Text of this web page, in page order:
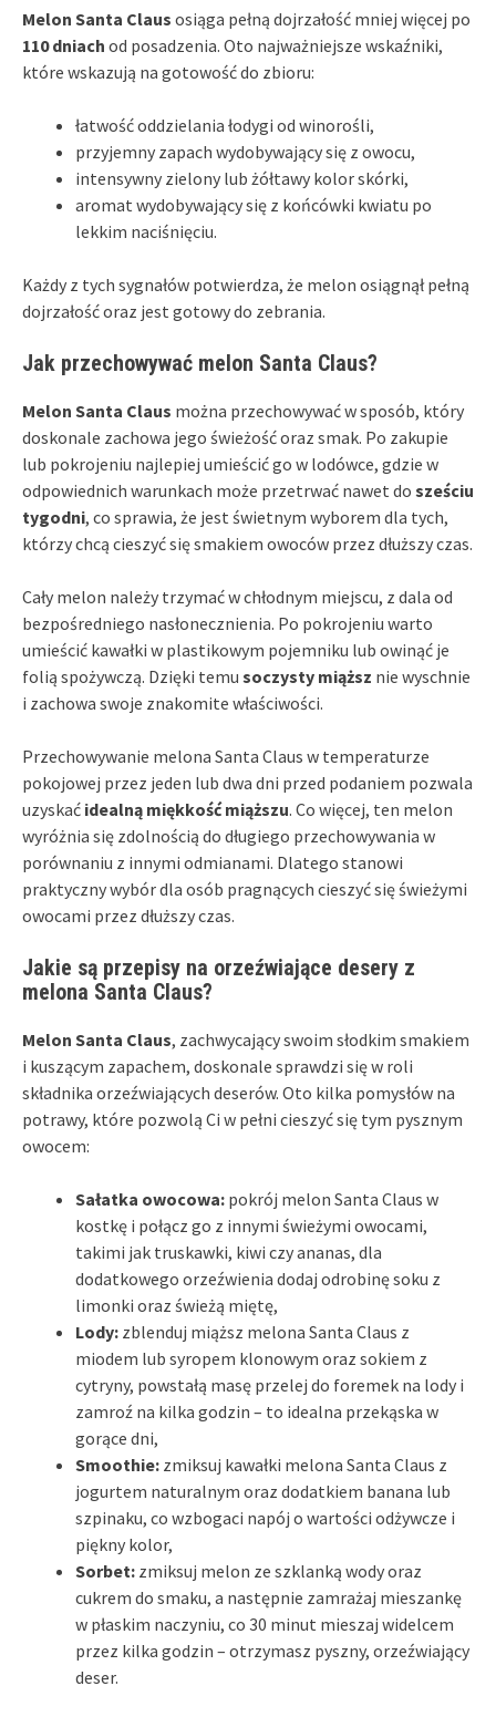
Melon Santa Claus osiąga pełną dojrzałość mniej więcej po
110 dniach od posadzenia. Oto najważniejsze wskaźniki,
które wskazują na gotowość do zbioru:
łatwość oddzielania łodygi od winorośli,
przyjemny zapach wydobywający się z owocu,
intensywny zielony lub żółtawy kolor skórki,
aromat wydobywający się z końcówki kwiatu po
lekkim naciśnięciu.
Każdy z tych sygnałów potwierdza, że melon osiągnął pełną
dojrzałość oraz jest gotowy do zebrania.
Jak przechowywać melon Santa Claus?
Melon Santa Claus można przechowywać w sposób, który
doskonale zachowa jego świeżość oraz smak. Po zakupie
lub pokrojeniu najlepiej umieścić go w lodówce, gdzie w
odpowiednich warunkach może przetrwać nawet do sześciu
tygodni, co sprawia, że jest świetnym wyborem dla tych,
którzy chcą cieszyć się smakiem owoców przez dłuższy czas.
Cały melon należy trzymać w chłodnym miejscu, z dala od
bezpośredniego nasłonecznienia. Po pokrojeniu warto
umieścić kawałki w plastikowym pojemniku lub owinąć je
folią spożywczą. Dzięki temu soczysty miąższ nie wyschnie
i zachowa swoje znakomite właściwości.
Przechowywanie melona Santa Claus w temperaturze
pokojowej przez jeden lub dwa dni przed podaniem pozwala
uzyskać idealną miękkość miąższu. Co więcej, ten melon
wyróżnia się zdolnością do długiego przechowywania w
porównaniu z innymi odmianami. Dlatego stanowi
praktyczny wybór dla osób pragnących cieszyć się świeżymi
owocami przez dłuższy czas.
Jakie są przepisy na orzeźwiające desery z
melona Santa Claus?
Melon Santa Claus, zachwycający swoim słodkim smakiem
i kuszącym zapachem, doskonale sprawdzi się w roli
składnika orzeźwiających deserów. Oto kilka pomysłów na
potrawy, które pozwolą Ci w pełni cieszyć się tym pysznym
owocem:
Sałatka owocowa: pokrój melon Santa Claus w
kostkę i połącz go z innymi świeżymi owocami,
takimi jak truskawki, kiwi czy ananas, dla
dodatkowego orzeźwienia dodaj odrobinę soku z
limonki oraz świeżą miętę,
Lody: zblenduj miąższ melona Santa Claus z
miodem lub syropem klonowym oraz sokiem z
cytryny, powstałą masę przelej do foremek na lody i
zamroź na kilka godzin – to idealna przekąska w
gorące dni,
Smoothie: zmiksuj kawałki melona Santa Claus z
jogurtem naturalnym oraz dodatkiem banana lub
szpinaku, co wzbogaci napój o wartości odżywcze i
piękny kolor,
Sorbet: zmiksuj melon ze szklanką wody oraz
cukrem do smaku, a następnie zamrażaj mieszankę
w płaskim naczyniu, co 30 minut mieszaj widelcem
przez kilka godzin – otrzymasz pyszny, orzeźwiający
deser.